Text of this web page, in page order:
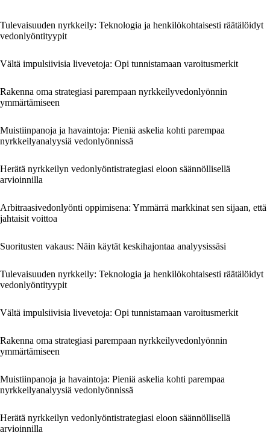
Tulevaisuuden nyrkkeily: Teknologia ja henkilökohtaisesti räätälöidyt
vedonlyöntityypit
Vältä impulsiivisia livevetoja: Opi tunnistamaan varoitusmerkit
Rakenna oma strategiasi parempaan nyrkkeilyvedonlyönnin
ymmärtämiseen
Muistiinpanoja ja havaintoja: Pieniä askelia kohti parempaa
nyrkkeilyanalyysiä vedonlyönnissä
Herätä nyrkkeilyn vedonlyöntistrategiasi eloon säännöllisellä
arvioinnilla
Arbitraasivedonlyönti oppimisena: Ymmärrä markkinat sen sijaan, että
jahtaisit voittoa
Suoritusten vakaus: Näin käytät keskihajontaa analyysissäsi
Tulevaisuuden nyrkkeily: Teknologia ja henkilökohtaisesti räätälöidyt
vedonlyöntityypit
Vältä impulsiivisia livevetoja: Opi tunnistamaan varoitusmerkit
Rakenna oma strategiasi parempaan nyrkkeilyvedonlyönnin
ymmärtämiseen
Muistiinpanoja ja havaintoja: Pieniä askelia kohti parempaa
nyrkkeilyanalyysiä vedonlyönnissä
Herätä nyrkkeilyn vedonlyöntistrategiasi eloon säännöllisellä
arvioinnilla